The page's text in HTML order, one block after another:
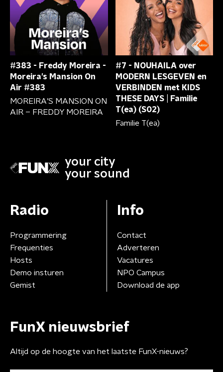
#383 - Freddy Moreira -
Moreira’s Mansion On
Air #383
MOREIRA’S MANSION ON
AIR – FREDDY MOREIRA
#7 - NOUHAILA over
MODERN LESGEVEN en
VERBINDEN met KIDS
THESE DAYS | Familie
T(ea) (S02)
Familie T(ea)
your city
your sound
Radio
Programmering
Frequenties
Hosts
Demo insturen
Gemist
Info
Contact
Adverteren
Vacatures
NPO Campus
Download de app
FunX nieuwsbrief
Altijd op de hoogte van het laatste FunX-nieuws?